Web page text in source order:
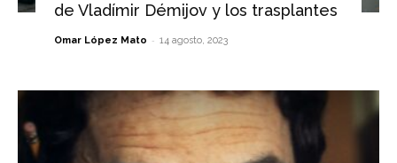
de Vladímir Démijov y los trasplantes
Omar López Mato - 14 agosto, 2023